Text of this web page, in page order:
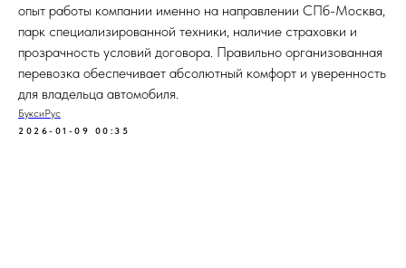
опыт работы компании именно на направлении СПб-Москва,
парк специализированной техники, наличие страховки и
прозрачность условий договора. Правильно организованная
перевозка обеспечивает абсолютный комфорт и уверенность
для владельца автомобиля.
БуксиРус
2026-01-09 00:35